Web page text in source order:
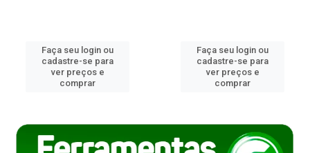
Faça seu login ou
cadastre-se para
ver preços e
comprar
Faça seu login ou
cadastre-se para
ver preços e
comprar